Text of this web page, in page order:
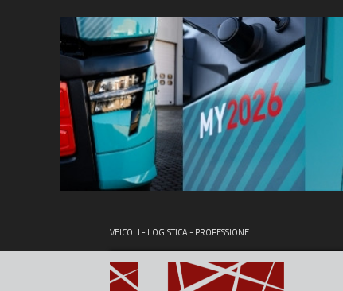
VEICOLI - LOGISTICA - PROFESSIONE